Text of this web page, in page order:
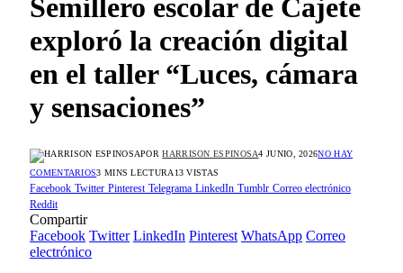
Semillero escolar de Cajete
exploró la creación digital
en el taller “Luces, cámara
y sensaciones”
POR HARRISON ESPINOSA4 JUNIO, 2026NO HAY
COMENTARIOS3 MINS LECTURA 13VISTAS
Facebook Twitter Pinterest Telegrama LinkedIn Tumblr Correo electrónico
Reddit
Compartir
Facebook Twitter LinkedIn Pinterest WhatsApp Correo
electrónico